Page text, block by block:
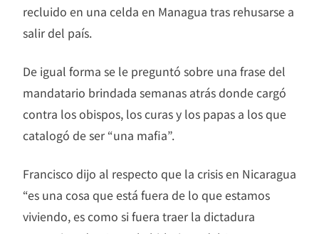
recluido en una celda en Managua tras rehusarse a
salir del país.
De igual forma se le preguntó sobre una frase del
mandatario brindada semanas atrás donde cargó
contra los obispos, los curas y los papas a los que
catalogó de ser “una mafia”.
Francisco dijo al respecto que la crisis en Nicaragua
“es una cosa que está fuera de lo que estamos
viviendo, es como si fuera traer la dictadura